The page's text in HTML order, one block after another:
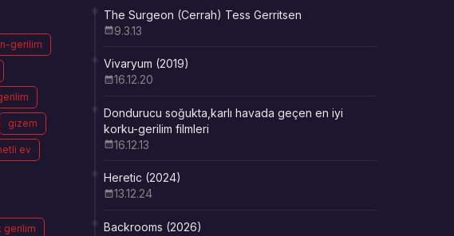
gerilim
gizem
ev
gerilim
The Surgeon (Cerrah) Tess Gerritsen
9.3.13
Vivaryum (2019)
16.12.20
Dondurucu soğukta,karlı havada geçen en iyi
korku-gerilim filmleri
16.12.13
Heretic (2024)
13.12.24
Backrooms (2026)